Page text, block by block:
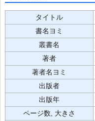
タイトル
書名ヨミ
叢書名
著者
著者名ヨミ
出版者
出版年
ページ数, 大きさ